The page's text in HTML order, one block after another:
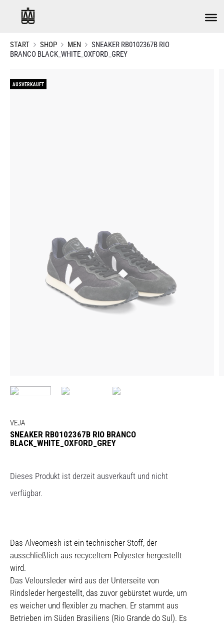
START SHOP MEN
SNEAKER RB0102367B RIO
BRANCO BLACK_WHITE_OXFORD_GREY
AUSVERKAUFT
VEJA
SNEAKER RB0102367B RIO BRANCO
BLACK_WHITE_OXFORD_GREY
Dieses Produkt ist derzeit ausverkauft und nicht
verfügbar.
Das Alveomesh ist ein technischer Stoff, der
ausschließlich aus recyceltem Polyester hergestellt
wird.
Das Veloursleder wird aus der Unterseite von
Rindsleder hergestellt, das zuvor gebürstet wurde, um
es weicher und flexibler zu machen. Er stammt aus
Betrieben im Süden Brasiliens (Rio Grande do Sul). Es